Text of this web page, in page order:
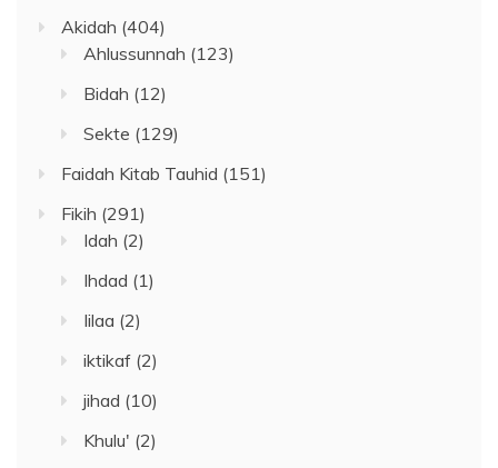
Akidah (404)
Ahlussunnah (123)
Bidah (12)
Sekte (129)
Faidah Kitab Tauhid (151)
Fikih (291)
Idah (2)
Ihdad (1)
Iilaa (2)
iktikaf (2)
jihad (10)
Khulu' (2)